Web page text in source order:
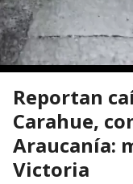
Reportan
Carahue,
Araucanía:
Victoria